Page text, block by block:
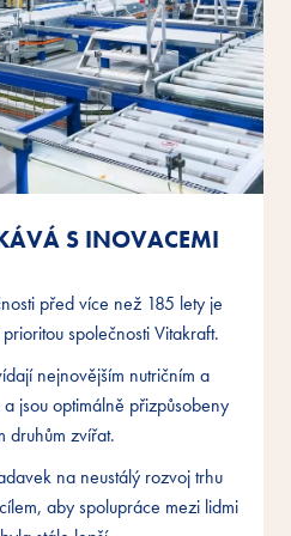
S INOVACEMI
před více než 185 lety je
společnosti Vitakraft.
nejnovějším nutričním a
jsou optimálně přizpůsobeny
druhům zvířat.
na neustálý rozvoj trhu
aby spolupráce mezi lidmi
S INOVACEMI
před více než 185 lety je
společnosti Vitakraft.
nejnovějším nutričním a
jsou optimálně přizpůsobeny
druhům zvířat.
na neustálý rozvoj trhu
aby spolupráce mezi lidmi
S INOVACEMI
před více než 185 lety je
společnosti Vitakraft.
nejnovějším nutričním a
jsou optimálně přizpůsobeny
druhům zvířat.
na neustálý rozvoj trhu
aby spolupráce mezi lidmi